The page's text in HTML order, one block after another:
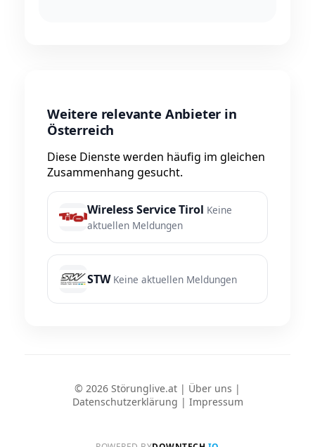
Weitere relevante Anbieter in
Österreich
Diese Dienste werden häufig im gleichen
Zusammenhang gesucht.
Wireless Service Tirol Keine
aktuellen Meldungen
STW Keine aktuellen Meldungen
© 2026 Störunglive.at | Über uns |
Datenschutzerklärung | Impressum